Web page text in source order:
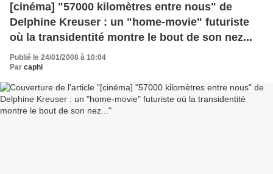
[cinéma] "57000 kilomètres entre nous" de
Delphine Kreuser : un "home-movie" futuriste
où la transidentité montre le bout de son nez...
Publié le 24/01/2008 à 10:04
Par caphi